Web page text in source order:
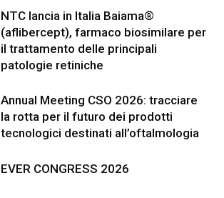
NTC lancia in Italia Baiama®
(aflibercept), farmaco biosimilare per
il trattamento delle principali
patologie retiniche
Annual Meeting CSO 2026: tracciare
la rotta per il futuro dei prodotti
tecnologici destinati all’oftalmologia
EVER CONGRESS 2026